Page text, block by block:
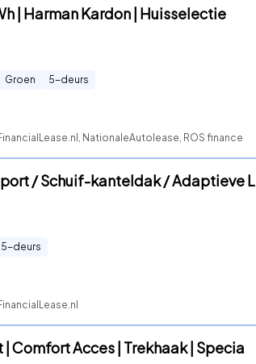
| Harman Kardon | Huisselectie
Groen 5-deurs
NationaleAutolease, ROS finance
/ Schuif-kanteldak / Adaptieve L
5-deurs
Comfort Acces | Trekhaak | Specia